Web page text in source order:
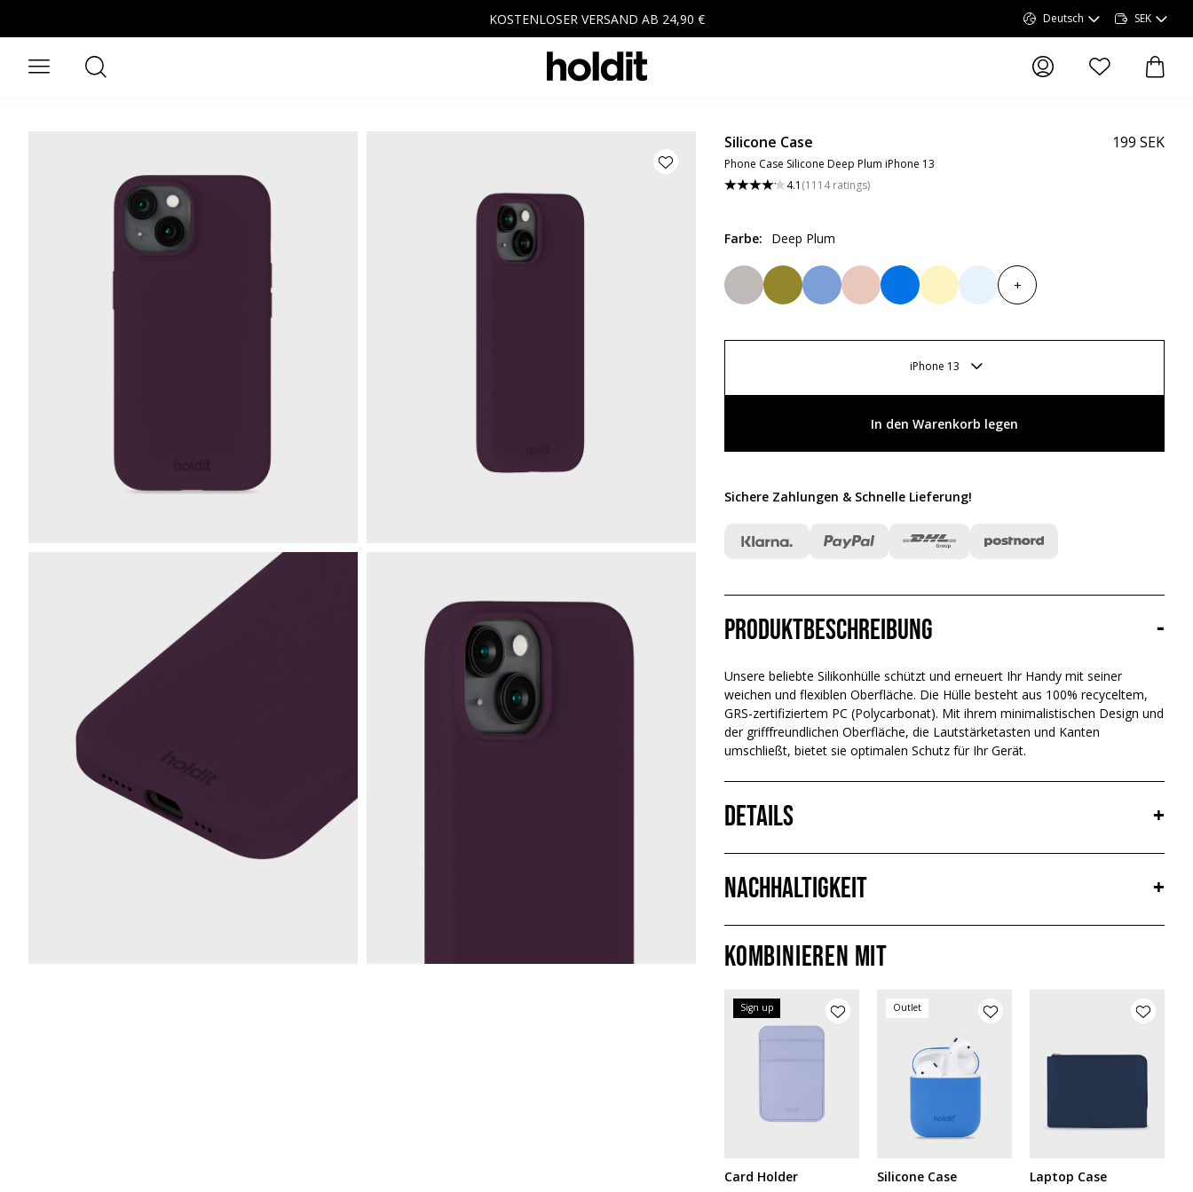
KOSTENLOSER VERSAND AB 24,90 € Deutsch SEK
Menü öffnenSuchen
Artikel in der
Silicone Case
Phone Case Silicone Deep Plum iPhone 13
4.1 (1114 ratings)
199 SEK
Farbe: Deep Plum
+
iPhone 13
In den Warenkorb legen
Sichere Zahlungen & Schnelle Lieferung!
Produktbeschreibung -
Unsere beliebte Silikonhülle schützt und erneuert Ihr Handy mit seiner
weichen und flexiblen Oberfläche. Die Hülle besteht aus 100% recyceltem,
GRS-zertifiziertem PC (Polycarbonat). Mit ihrem minimalistischen Design und
der grifffreundlichen Oberfläche, die Lautstärketasten und Kanten
umschließt, bietet sie optimalen Schutz für Ihr Gerät.
Details +
Nachhaltigkeit
+
Kombinieren mit
Sign up
Card Holder
Outlet
Silicone Case Laptop Case